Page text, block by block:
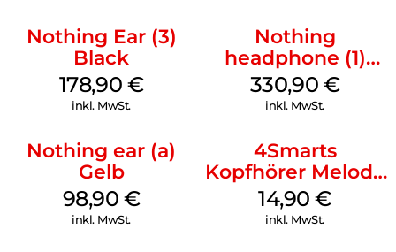
Nothing Ear (3)
Black
178,90 €
inkl. MwSt.
Nothing
headphone (1)
Schwarz
330,90 €
inkl. MwSt.
Nothing ear (a)
Gelb
98,90 €
inkl. MwSt.
4Smarts
Kopfhörer Melody
Digital USB-C
Weiß
14,90€
inkl. MwSt.